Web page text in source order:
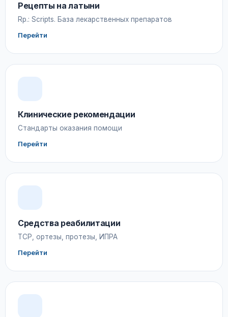
Рецепты на латыни
Rp.: Scripts. База лекарственных препаратов
Перейти
Клинические рекомендации
Стандарты оказания помощи
Перейти
Средства реабилитации
ТСР, ортезы, протезы, ИПРА
Перейти